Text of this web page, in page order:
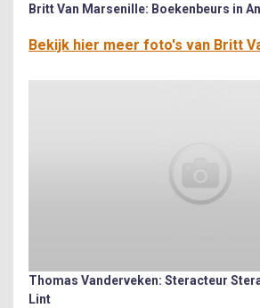
Britt Van Marsenille: Boekenbeurs in
Bekijk hier meer foto's van Britt
Thomas Vanderveken: Steracteur
Lint